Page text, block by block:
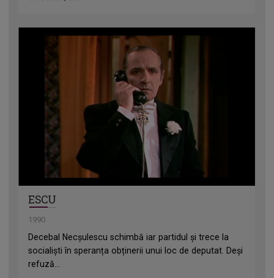
ESCU
1990
Decebal Necșulescu schimbă iar partidul și trece la
socialiști în speranța obținerii unui loc de deputat. Deși
refuză...